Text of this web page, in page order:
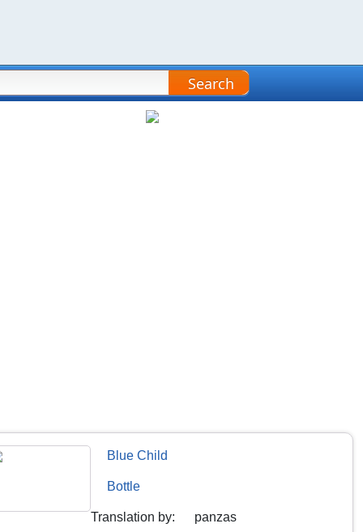
Search
Blue Child
Bottle
Translation by: panzas